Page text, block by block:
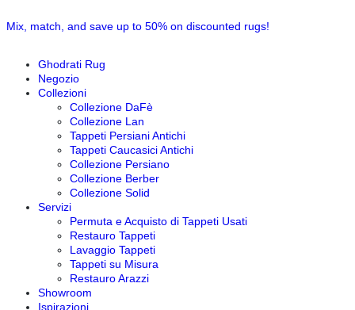
Mix, match, and save up to 50% on discounted rugs!
Ghodrati Rug
Negozio
Collezioni
Collezione DaFè
Collezione Lan
Tappeti Persiani Antichi
Tappeti Caucasici Antichi
Collezione Persiano
Collezione Berber
Collezione Solid
Servizi
Permuta e Acquisto di Tappeti Usati
Restauro Tappeti
Lavaggio Tappeti
Tappeti su Misura
Restauro Arazzi
Showroom
Ispirazioni